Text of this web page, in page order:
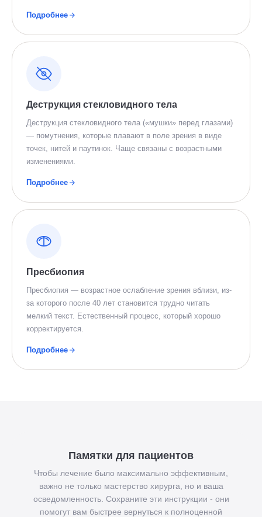
Подробнее
Деструкция стекловидного тела
Деструкция стекловидного тела («мушки» перед глазами)
— помутнения, которые плавают в поле зрения в виде
точек, нитей и паутинок. Чаще связаны с возрастными
изменениями.
Подробнее
Пресбиопия
Пресбиопия — возрастное ослабление зрения вблизи, из-
за которого после 40 лет становится трудно читать
мелкий текст. Естественный процесс, который хорошо
корректируется.
Подробнее
Памятки для пациентов
Чтобы лечение было максимально эффективным,
важно не только мастерство хирурга, но и ваша
осведомленность. Сохраните эти инструкции - они
помогут вам быстрее вернуться к полноценной